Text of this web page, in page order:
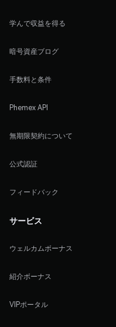
学んで収益を得る
暗号資産ブログ
手数料と条件
Phemex API
無期限契約について
公式認証
フィードバック
サービス
ウェルカムボーナス
紹介ボーナス
VIPポータル